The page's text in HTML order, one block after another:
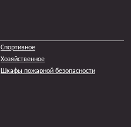
Спортивное
Хозяйственное
Шкафы пожарной безопасности